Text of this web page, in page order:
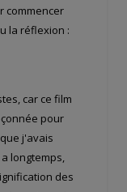
commencer
la réflexion :
car ce film
pour
j'avais
longtemps,
des